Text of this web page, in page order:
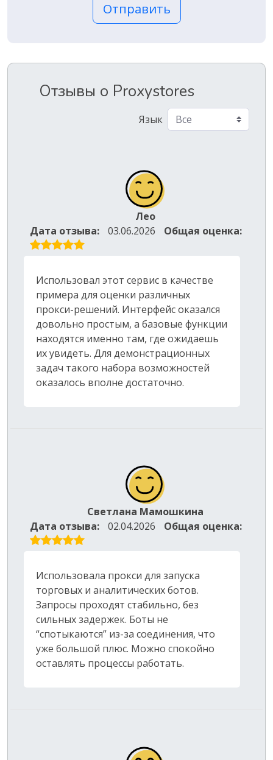
Отправить
Отзывы о Proxystores
Язык
Лео
Дата отзыва:
03.06.2026 Общая оценка:
Использовал этот сервис в качестве
примера для оценки различных
прокси-решений. Интерфейс оказался
довольно простым, а базовые функции
находятся именно там, где ожидаешь
их увидеть. Для демонстрационных
задач такого набора возможностей
оказалось вполне достаточно.
Светлана Мамошкина
Дата отзыва:
02.04.2026 Общая оценка:
Использовала прокси для запуска
торговых и аналитических ботов.
Запросы проходят стабильно, без
сильных задержек. Боты не
“спотыкаются” из-за соединения, что
уже большой плюс. Можно спокойно
оставлять процессы работать.